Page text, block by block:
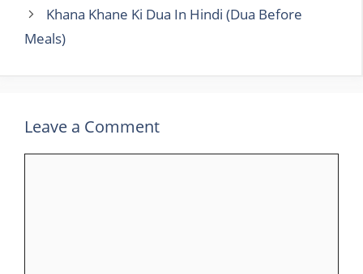
Khana Khane Ki Dua In Hindi (Dua Before
Meals)
Leave a Comment